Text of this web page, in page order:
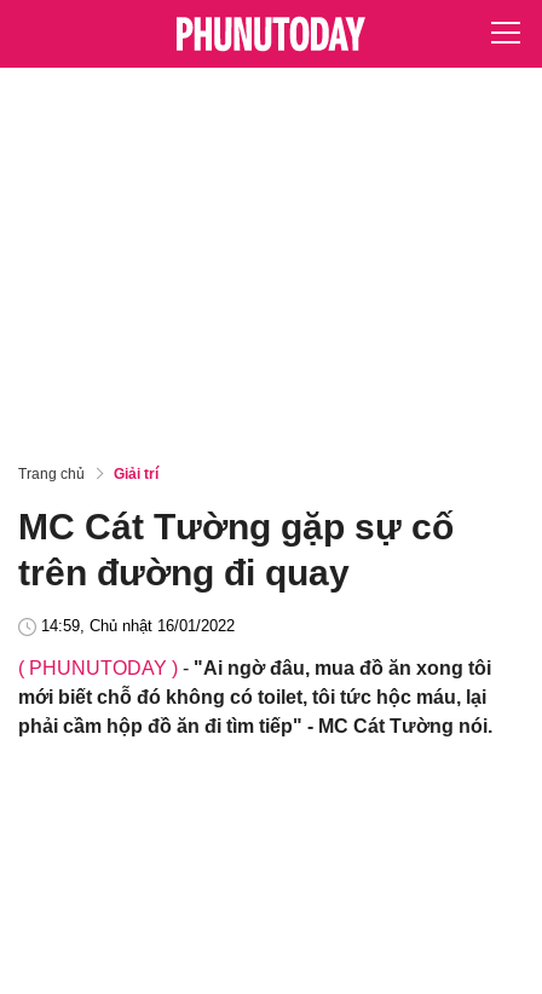
Trang chủ Giải trí
MC Cát Tường gặp sự cố
trên đường đi quay
14:59, Chủ nhật 16/01/2022
( PHUNUTODAY ) - "Ai ngờ đâu, mua đồ ăn xong tôi
mới biết chỗ đó không có toilet, tôi tức hộc máu, lại
phải cầm hộp đồ ăn đi tìm tiếp" - MC Cát Tường nói.